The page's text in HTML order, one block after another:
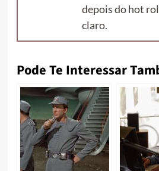
depois do hot
claro.
Pode Te Interessar